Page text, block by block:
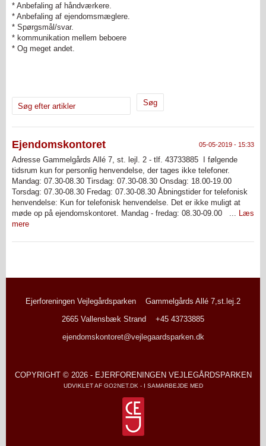
* Anbefaling af håndværkere.
* Anbefaling af ejendomsmæglere.
* Spørgsmål/svar.
* kommunikation mellem beboere
* Og meget andet.
Søg efter artikler
Ejendomskontoret 05-05-2019 - 15:33
Adresse Gammelgårds Allé 7, st. lejl. 2 - tlf. 43733885 I følgende
tidsrum kun for personlig henvendelse, der tages ikke telefoner.
Mandag: 07.30-08.30 Tirsdag: 07.30-08.30 Onsdag: 18.00-19.00
Torsdag: 07.30-08.30 Fredag: 07.30-08.30 Åbningstider for telefonisk
henvendelse: Kun for telefonisk henvendelse. Det er ikke muligt at
møde op på ejendomskontoret. Mandag - fredag: 08.30-09.00 ... Læs
mere
Ejerforeningen Vejlegårdsparken
Gammelgårds Allé 7,st.lej.2
2665 Vallensbæk Strand
+45 43733885
ejendomskontoret@vejlegaardsparken.dk
COPYRIGHT © 2026 - EJERFORENINGEN VEJLEGÅRDSPARKEN
UDVIKLET AF GO2NET.DK - I SAMARBEJDE MED